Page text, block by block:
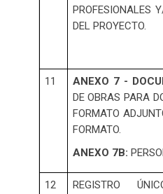
PROFESIONALES
DEL PROYECTO.
11 ANEXO 7 -
DE OBRAS PARA
FORMATO
FORMATO.
ANEXO 7B:
12
REGISTRO